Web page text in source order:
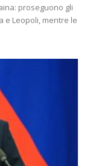
proseguono gli
e Leopoli, mentre le